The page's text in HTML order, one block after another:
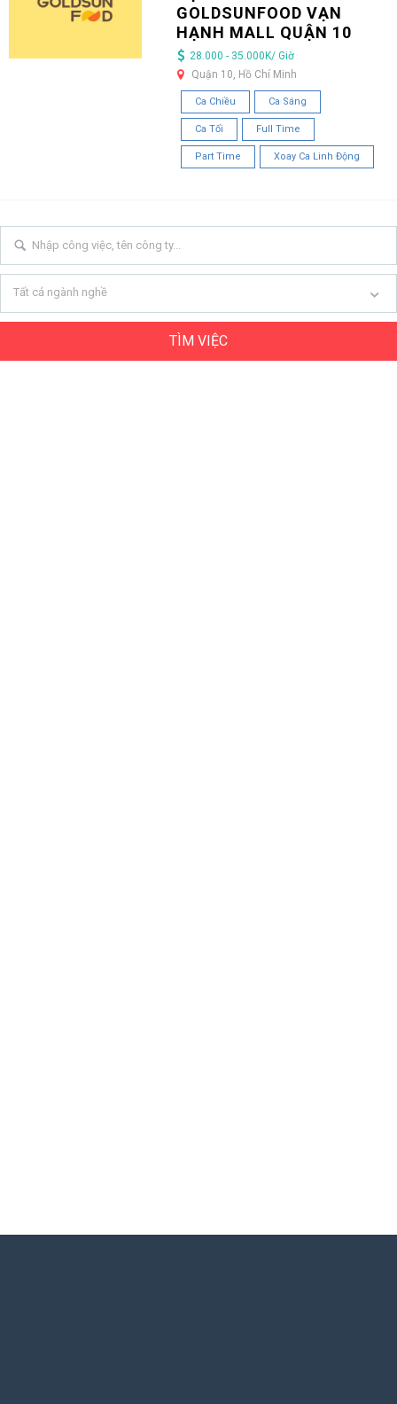
GOLDSUNFOOD VẠN
HẠNH MALL QUẬN 10
28.000 - 35.000K/ Giờ
Quận 10, Hồ Chí Minh
Ca Chiều Ca Sáng
Ca Tối Full Time
Part Time Xoay Ca Linh Động
Tất cả ngành nghề